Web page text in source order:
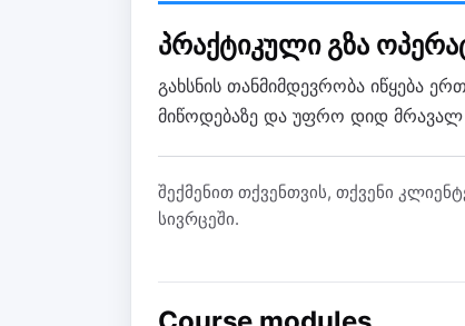
პრაქტიკული გზა
გახსნის თანმიმდევრობა იწყება
მიწოდებაზე და უფრო დიდ მრავალ
შექმენით თქვენთვის, თქვენი
სივრცეში.